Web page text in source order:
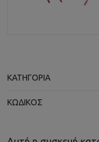
ΚΑΤΗΓΟΡΊΑ
ΚΩΔΙΚΌΣ